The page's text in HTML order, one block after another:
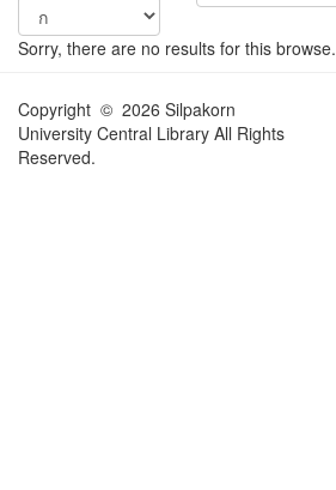
Sorry, there are no results for this browse.
Copyright © 2026 Silpakorn
University Central Library All Rights
Reserved.